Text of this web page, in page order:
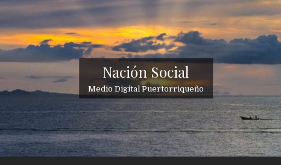
Nación Social
Medio Digital Puertorriqueño